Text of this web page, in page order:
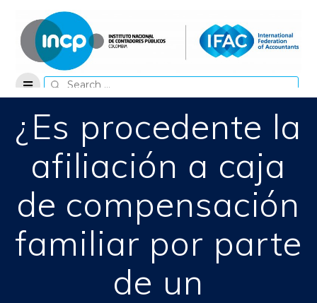
content
Search
for:
¿Es procedente la
afiliación a caja
de compensación
familiar por parte
de un